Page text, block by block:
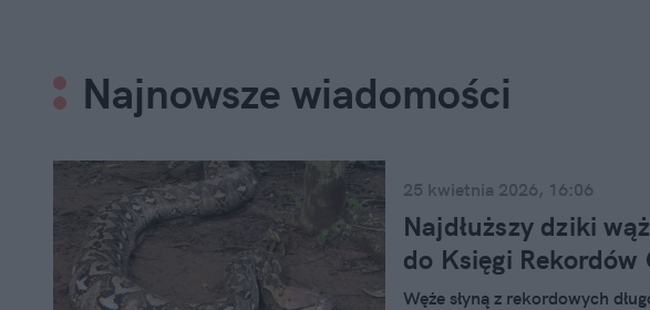
Najnowsze wiadomości
25 kwietnia 2026, 16:06
Najdłuższy dziki
do Księgi Rekordów
Węże słyną z rekordowych